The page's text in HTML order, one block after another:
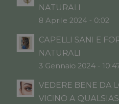
NATURALI
8 Aprile 2024 - 0:02
CAPELLI SANI E
NATURALI
3 Gennaio 2024 -
VEDERE BENE DA
VICINO A